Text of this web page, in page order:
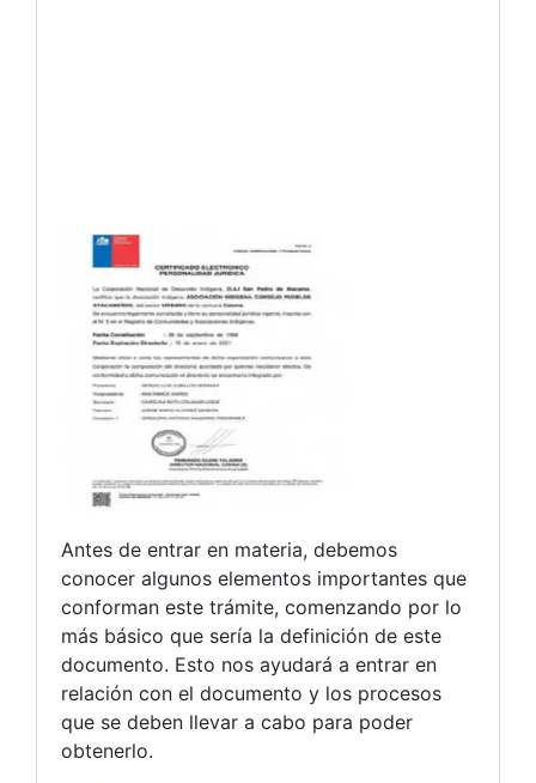
Antes de entrar en materia, debemos
conocer algunos elementos importantes que
conforman este trámite, comenzando por lo
más básico que sería la definición de este
documento. Esto nos ayudará a entrar en
relación con el documento y los procesos
que se deben llevar a cabo para poder
obtenerlo.